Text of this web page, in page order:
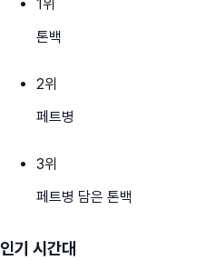
1위
톤백
2위
페트병
3위
페트병 담은 톤백
인기 시간대